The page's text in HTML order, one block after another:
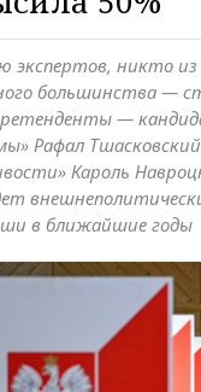
экспертов, никто
большинства —
—
Рафал
Кароль
в ближайшие годы